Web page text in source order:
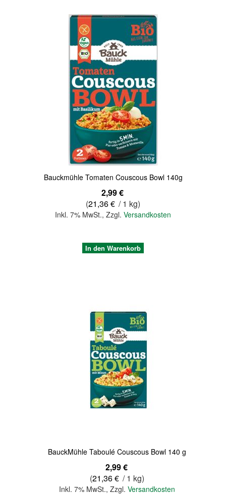
Bauckmühle Tomaten Couscous Bowl 140g
2,99 €
(21,36 € / 1 kg)
Inkl. 7% MwSt., Zzgl. Versandkosten
In den Warenkorb
BauckMühle Taboulé Couscous Bowl 140 g
2,99 €
(21,36 € / 1 kg)
Inkl. 7% MwSt.,Zzgl.Versandkosten